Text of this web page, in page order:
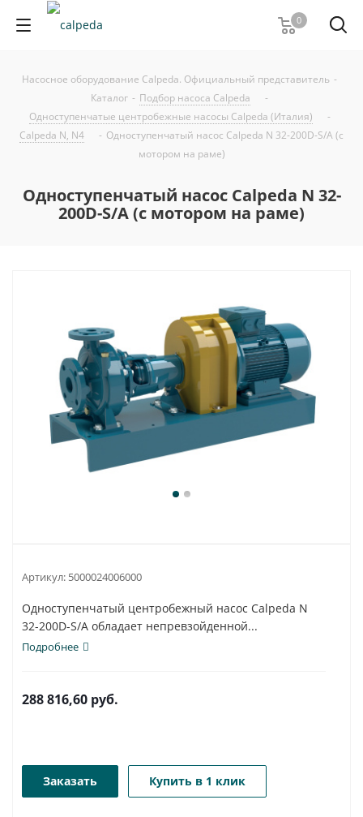
0
Насосное оборудование Calpeda. Официальный представитель -
Каталог - Подбор насоса Calpeda
-
Одноступенчатые центробежные насосы Calpeda (Италия)
-
Calpeda N, N4
- Одноступенчатый насос Calpeda N 32-200D-S/A (с
мотором на раме)
Одноступенчатый насос Calpeda N 32-
200D-S/A (с мотором на раме)
Артикул: 5000024006000
Одноступенчатый центробежный насос Calpeda N
32-200D-S/A обладает непревзойденной...
Подробнее
288 816,60 руб.
Заказать Купить в 1 клик